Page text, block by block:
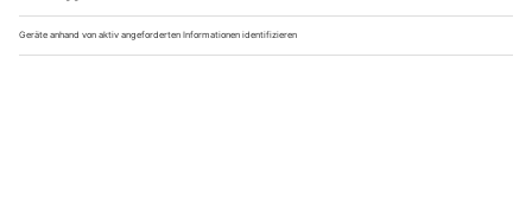
Durchschnittliche Bewertung/ 5. Anzahl Bewertungen: